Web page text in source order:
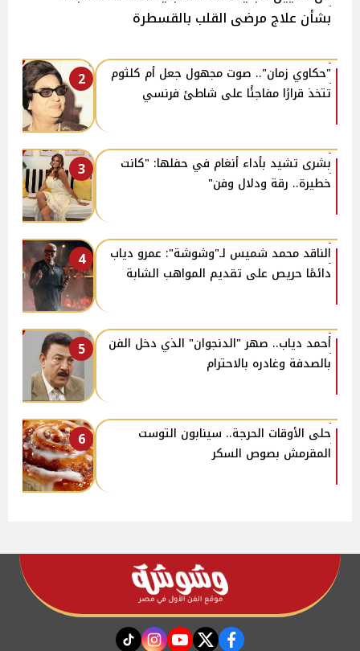
بشأن علاج مرضى القلب بالقسطرة
2
"حكاوي زمان".. صوت مجهول جعل أم كلثوم
تتخذ قرارًا مفاجئًا على شاطئ فرنسي
3
بشرى تشيد بأداء أنغام في حفلها: "كانت
خطيرة.. رقة ودلال وفن"
4
الناقد محمد شميس لـ"وشوشة": عمرو دياب
دائمًا حريص على تقديم المواهب الشابة
5
أحمد دياب.. صهر "الدنجوان" الذي دخل الفن
بالصدفة وغادره بالاحترام
6
حلى الأوقات الحرجة.. سينابون التوست
المقرمش بصوص السكر